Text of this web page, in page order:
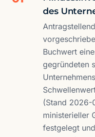
des
Buchwert
gegründeten
(Stand 2026-
ministerieller
festgelegt